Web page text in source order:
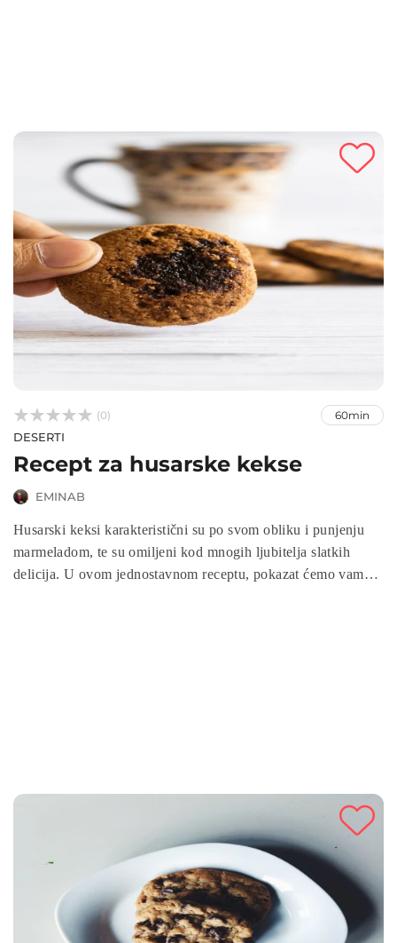


 (0) 60min
DESERTI
Recept za husarske kekse
EMINAB
Husarski keksi karakteristični su po svom obliku i punjenju
marmeladom, te su omiljeni kod mnogih ljubitelja slatkih
delicija. U ovom jednostavnom receptu, pokazat ćemo vam